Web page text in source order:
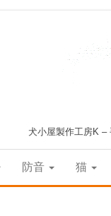
犬小屋製作工房K
防音 猫